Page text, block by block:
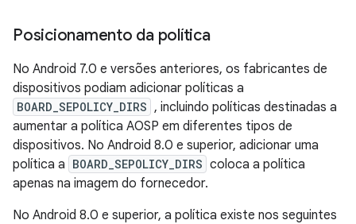
Posicionamento da política
No Android 7.0 e versões anteriores, os fabricantes de
dispositivos podiam adicionar políticas a
BOARD_SEPOLICY_DIRS , incluindo políticas destinadas a
aumentar a política AOSP em diferentes tipos de
dispositivos. No Android 8.0 e superior, adicionar uma
política a BOARD_SEPOLICY_DIRS coloca a política
apenas na imagem do fornecedor.
No Android 8.0 e superior, a política existe nos seguintes